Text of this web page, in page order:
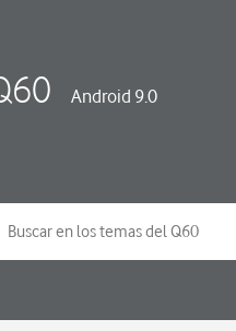
Android 9.0